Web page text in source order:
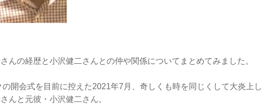
んの経歴と小沢健二さんとの仲や関係についてまとめてみました。
開会式を目前に控えた2021年7月、奇しくも時を同じくして大炎上し
んと元彼・小沢健二さん。